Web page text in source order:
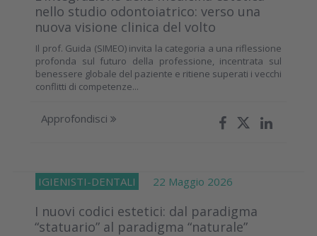
nello studio odontoiatrico: verso una
nuova visione clinica del volto
Il prof. Guida (SIMEO) invita la categoria a una riflessione
profonda sul futuro della professione, incentrata sul
benessere globale del paziente e ritiene superati i vecchi
conflitti di competenze...
Approfondisci
IGIENISTI-DENTALI 22 Maggio 2026
I nuovi codici estetici: dal paradigma
“statuario” al paradigma “naturale”